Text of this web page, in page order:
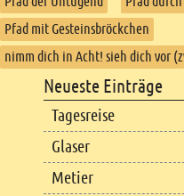
Pfad mit Gesteinsbröckchen
nimm dich in Acht! sieh dich vor
Footer content
Neueste Einträge
Tagesreise
Glaser
Metier